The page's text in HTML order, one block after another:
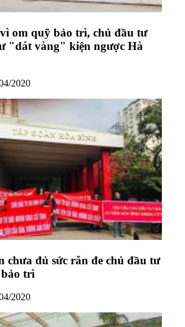
om quỹ bảo trì, chủ đầu tư
"dát vàng" kiện ngược Hà
2020
chưa đủ sức răn đe chủ đầu tư
trì
2020